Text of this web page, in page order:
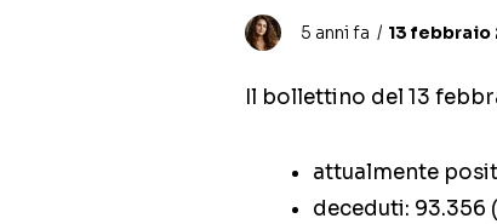
5 anni fa 13 febbraio
Il bollettino del 13
attualmente
deceduti: 93.356